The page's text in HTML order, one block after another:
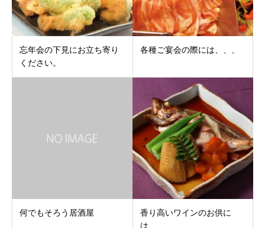
忘年会の下見にお立ち寄り
ください。
各種ご宴会の際には、、、
何でもそろう居酒屋
香り高いワインのお供に
は、、、